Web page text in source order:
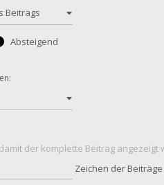
Beitrags
Absteigend
der komplette Beitrag angezeigt
Zeichen der